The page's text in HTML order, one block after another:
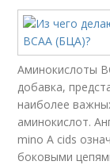
Аминокислоты
добавка,
наиболее
аминокислот.
mino A cids
боковыми